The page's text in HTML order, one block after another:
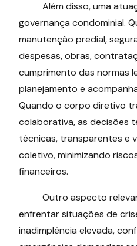
Além disso, uma
governança condominial.
manutenção predial,
despesas, obras,
cumprimento das normas
planejamento e
Quando o corpo diretivo
colaborativa, as decisões
técnicas, transparentes e
coletivo, minimizando
financeiros.
Outro aspecto
enfrentar situações de
inadimplência elevada,